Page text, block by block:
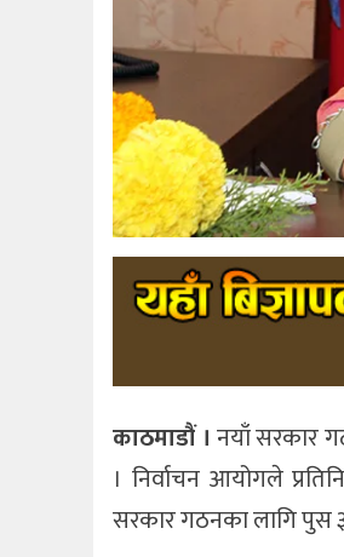
काठमाडौं । नयाँ सरकार
। निर्वाचन आयोगले
सरकार गठनका लागि पुस